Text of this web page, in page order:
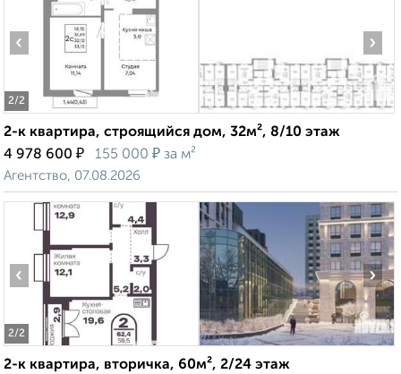
2/2
‹ ›
2-к квартира, строящийся дом, 32м², 8/10 этаж
4 978 600 ₽ 155 000 ₽ за м²
Агентство, 07.08.2026
2/2
‹ ›
2-к квартира, вторичка, 60м², 2/24 этаж